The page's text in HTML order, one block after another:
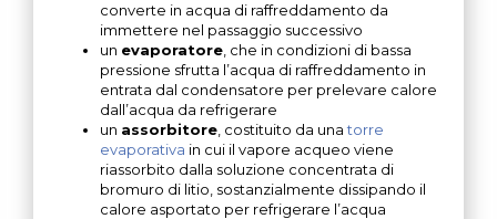
converte in acqua di raffreddamento da
immettere nel passaggio successivo
un evaporatore , che in condizioni di bassa
pressione sfrutta l’acqua di raffreddamento in
entrata dal condensatore per prelevare calore
dall’acqua da refrigerare
un assorbitore , costituito da unatorre
evaporativa in cui il vapore acqueo viene
riassorbito dalla soluzione concentrata di
bromuro di litio, sostanzialmente dissipando il
calore asportato per refrigerare l’acqua